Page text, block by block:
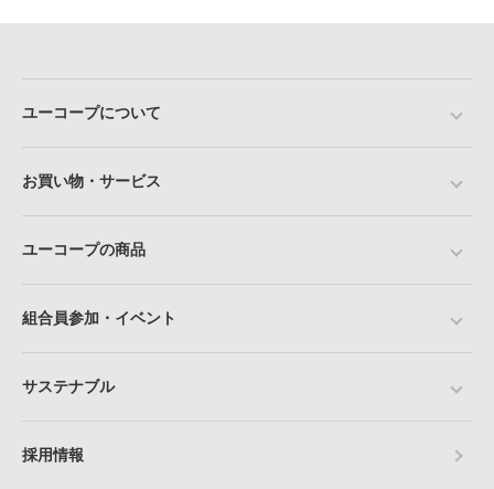
ユーコープについて
お買い物・サービス
ユーコープの商品
組合員参加・イベント
サステナブル
採用情報